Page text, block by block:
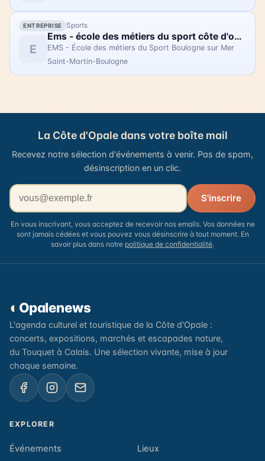
ENTREPRISE Sports
E
Ems - école des métiers du sport côte d'opale - sasp usbco
EMS - École des métiers du Sport Boulogne sur Mer
Saint-Martin-Boulogne
La Côte d'Opale dans votre boîte mail
Recevez notre sélection d'événements à venir. Pas de spam,
désinscription en un clic.
Votre adresse email
S'inscrire
En vous inscrivant, vous acceptez de recevoir nos emails. Vos données ne
sont jamais cédées et vous pouvez vous désinscrire à tout moment. En
savoir plus dans notre politique de confidentialité.
◐ Opalenews
L'agenda culturel et touristique de la Côte d'Opale :
concerts, expositions, marchés et escapades nature,
du Touquet à Calais. Une sélection vivante, mise à jour
chaque semaine.
EXPLORER
Événements Lieux